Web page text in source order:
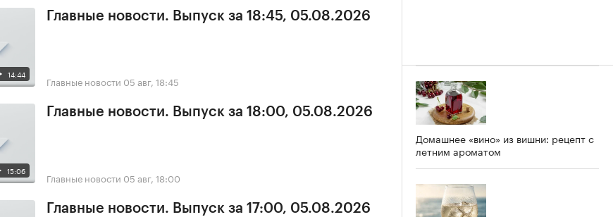
14:44
Главные новости. Выпуск за 18:45, 05.08.2026
Главные новости 05 авг, 18:45
15:06
Главные новости. Выпуск за 18:00, 05.08.2026
Главные новости 05 авг, 18:00
Главные новости. Выпуск за 17:00, 05.08.2026
Домашнее «вино» из вишни: рецепт с
летним ароматом